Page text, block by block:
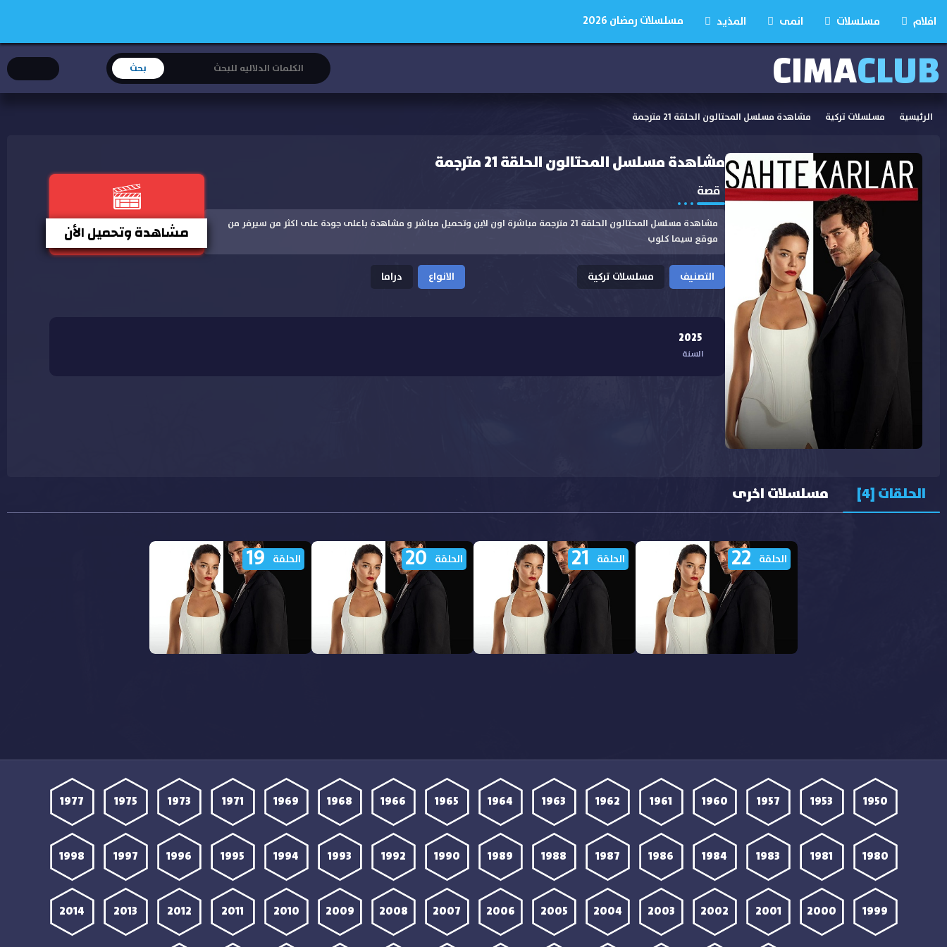
افلام مسلسلات انمى المذيد مسلسلات رمضان 2026
CIMACLUB
الرئيسية مسلسلات تركية مشاهدة مسلسل المحتالون الحلقة 21 مترجمة
مشاهدة مسلسل المحتالون الحلقة 21 مترجمة
قصة
مشاهدة مسلسل المحتالون الحلقة 21 مترجمة مباشرة اون لاين وتحميل مباشر و مشاهدة باعلى جودة على اكثر من سيرفر من
موقع سيما كلوب
التصنيف مسلسلات تركية الانواع دراما
مشاهدة وتحميل الأن
2025
السنة
الحلقات [4] مسلسلات اخرى
الحلقة 22 الحلقة 21 الحلقة 20 الحلقة 19
1950
1953
1957
1960
1961
1962
1963
1964
1965
1966
1968
1969
1971
1973
1975
1977
1980
1981
1983
1984
1986
1987
1988
1989
1990
1992
1993
1994
1995
1996
1997
1998
1999
2000
2001
2002
2003
2004
2005
2006
2007
2008
2009
2010
2011
2012
2013
2014